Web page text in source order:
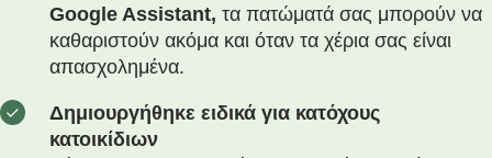
Google Assistant, τα πατώματά σας μπορούν να
καθαριστούν ακόμα και όταν τα χέρια σας είναι
απασχολημένα.
Δημιουργήθηκε ειδικά για κατόχους
κατοικίδιων